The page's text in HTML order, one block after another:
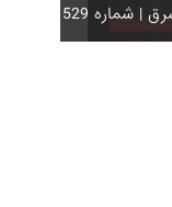
شماره 529